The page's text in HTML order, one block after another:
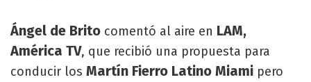
Ángel de Brito comentó al aire en LAM,
América TV, que recibió una propuesta para
conducir los Martín Fierro Latino Miami pero